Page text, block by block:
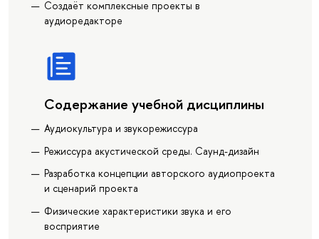
Создаёт комплексные проекты в
аудиоредакторе
Содержание учебной дисциплины
Аудиокультура и звукорежиссура
Режиссура акустической среды. Саунд-дизайн
Разработка концепции авторского аудиопроекта
и сценарий проекта
Физические характеристики звука и его
восприятие